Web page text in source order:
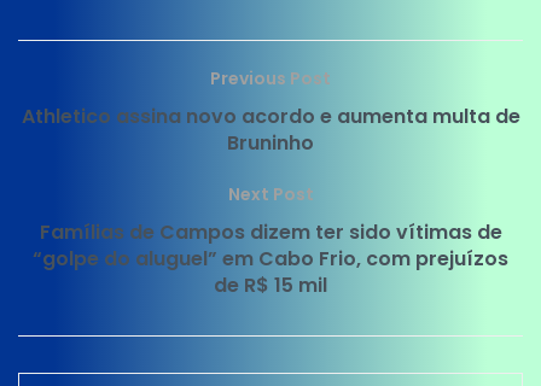
Previous Post
Athletico assina novo acordo e aumenta multa de
Bruninho
Next Post
Famílias de Campos dizem ter sido vítimas de
“golpe do aluguel” em Cabo Frio, com prejuízos
de R$ 15 mil